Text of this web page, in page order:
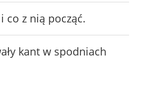
co z nią począć.
kant w spodniach